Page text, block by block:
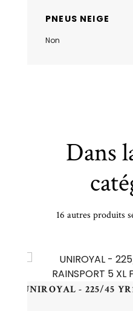
PNEUS NEIGE
Non
Dans
16 autres produits